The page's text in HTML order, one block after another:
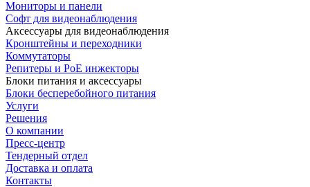
Мониторы и панели
Софт для видеонаблюдения
Аксессуары для видеонаблюдения
Кронштейны и переходники
Коммутаторы
Репитеры и PoE инжекторы
Блоки питания и аксессуары
Блоки бесперебойного питания
Услуги
Решения
О компании
Пресс-центр
Тендерный отдел
Доставка и оплата
Контакты